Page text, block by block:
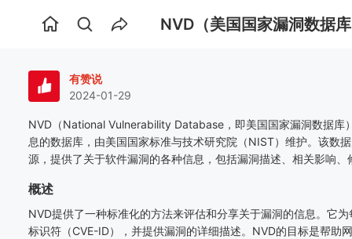
首
NVD（美国国家漏洞数据
有赞说
2024-01-29
NVD （National Vulnerability Database ，即美国国家漏洞数据
息的数据库，由美国国家标准与技术研究院（NIST）维护。该数
源，提供了关于软件漏洞的各种信息，包括漏洞描述、相关影响、
概述
NVD提供了一种标准化的方法来评估和分享关于漏洞的信息。它
标识符（CVE-ID），并提供漏洞的详细描述。 NVD的目标是帮助